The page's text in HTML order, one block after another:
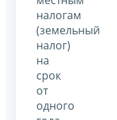
налогам
(земельный
налог)
на
срок
от
одного